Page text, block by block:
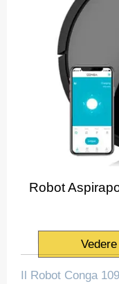
Robot
Il Robot Conga